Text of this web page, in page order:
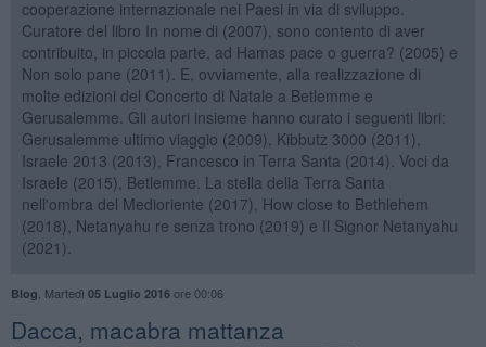
cooperazione internazionale nei Paesi in via di sviluppo.
Curatore del libro In nome di (2007), sono contento di aver
contribuito, in piccola parte, ad Hamas pace o guerra? (2005) e
Non solo pane (2011). E, ovviamente, alla realizzazione di
molte edizioni del Concerto di Natale a Betlemme e
Gerusalemme. Gli autori insieme hanno curato i seguenti libri:
Gerusalemme ultimo viaggio (2009), Kibbutz 3000 (2011),
Israele 2013 (2013), Francesco in Terra Santa (2014). Voci da
Israele (2015), Betlemme. La stella della Terra Santa
nell'ombra del Medioriente (2017), How close to Bethlehem
(2018), Netanyahu re senza trono (2019) e Il Signor Netanyahu
(2021).
Blog Martedì 05 Luglio 2016ore 00:06
Dacca, macabra mattanza